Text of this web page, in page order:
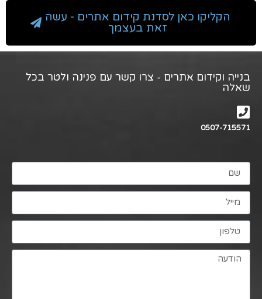
הקליקו כאן לסדנת קידום אתרים - עשה
זאת בעצמך
בנייה וקידום אתרים - צרו קשר עם פנינה ולטר בכל
שאלה
0507-715571